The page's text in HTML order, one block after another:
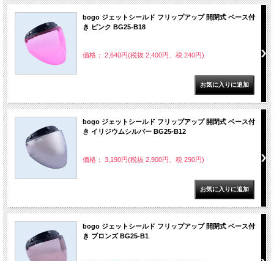
bogo ジェットシールド フリップアップ 開閉式 ベース付
き ピンク BG25-B18
価格： 2,640円(税抜 2,400円、税 240円)
bogo ジェットシールド フリップアップ 開閉式 ベース付
き イリジウムシルバー BG25-B12
価格： 3,190円(税抜 2,900円、税 290円)
bogo ジェットシールド フリップアップ 開閉式 ベース付
き ブロンズ BG25-B1